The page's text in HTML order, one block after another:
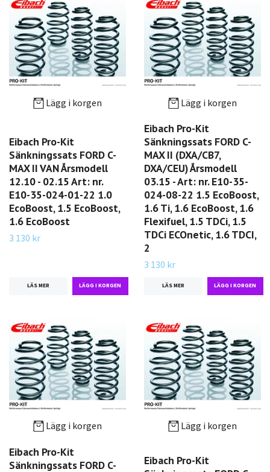
Lägg i korgen
Eibach Pro-Kit
Sänkningssats FORD C-
MAX II VAN Årsmodell
12.10 - 02.15 Art: nr.
E10-35-024-01-22 1.0
EcoBoost, 1.5 EcoBoost,
1.6 EcoBoost
3 130 kr
LÄS MER
Lägg i korgen
Eibach Pro-Kit
Sänkningssats FORD C-
MAX II (DXA/CB7,
DXA/CEU) Årsmodell
03.15 - Art: nr. E10-35-
024-08-22 1.5 EcoBoost,
1.6 Ti, 1.6 EcoBoost, 1.6
Flexifuel, 1.5 TDCi, 1.5
TDCi ECOnetic, 1.6 TDCI,
2
3 130 kr
LÄS MER
Lägg i korgen
Eibach Pro-Kit
Sänkningssats FORD C-
Lägg i korgen
Eibach Pro-Kit